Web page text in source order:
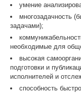
умение
многозадачность
задачами);
необходимые для
высокая
подготовки и
исполнителей и
способность